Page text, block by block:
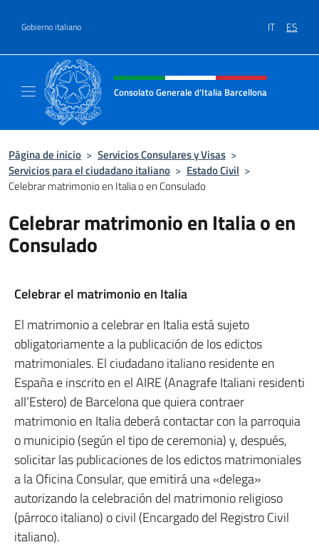
Gobierno italiano IT ES
Encabezado del sitio web,
Consolato Generale d'Italia Barcellona
Página de inicio > Servicios Consulares y Visas >
Servicios para el ciudadano italiano > Estado Civil >
Celebrar matrimonio en Italia o en Consulado
Celebrar matrimonio en Italia o en
Consulado
Celebrar el matrimonio en Italia
El matrimonio a celebrar en Italia está sujeto
obligatoriamente a la publicación de los edictos
matrimoniales. El ciudadano italiano residente en
España e inscrito en el AIRE (Anagrafe Italiani residenti
all’Estero) de Barcelona que quiera contraer
matrimonio en Italia deberá contactar con la parroquia
o municipio (según el tipo de ceremonia) y, después,
solicitar las publicaciones de los edictos matrimoniales
a la Oficina Consular, que emitirá una «delega»
autorizando la celebración del matrimonio religioso
(párroco italiano) o civil (Encargado del Registro Civil
italiano).